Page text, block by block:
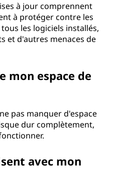
à jour comprennent
à protéger contre les
les logiciels installés,
et d'autres menaces de
mon espace de
pas manquer d'espace
dur complètement,
avec mon